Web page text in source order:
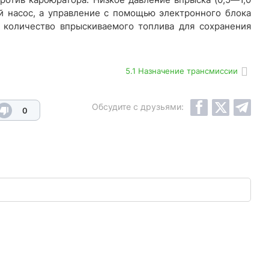
насос, а управление с помощью электронного блока
впрыскиваемого топлива для сохранения
5.1 Назначение трансмиссии
0 Обсудите с друзьями: